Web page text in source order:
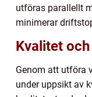
utföras parallellt
minimerar
Kvalitet och
Genom att utföra
under uppsikt av